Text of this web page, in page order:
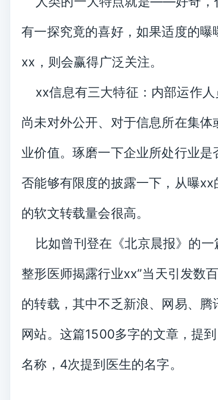
有一探究竟的喜好，如果适度的曝
xx，则会赢得广泛关注。
xx信息有三大特征：内部运作人
尚未对外公开、对于信息所在集体
业价值。琢磨一下企业所处行业是
否能够有限度的披露一下，从曝xx
的软文转载量会很高。
比如曾刊登在《北京晨报》的一
整形医师揭露行业xx”当天引发数
的转载，其中不乏新浪、网易、腾
网站。这篇1500多字的文章，提
名称，4次提到医生的名字。